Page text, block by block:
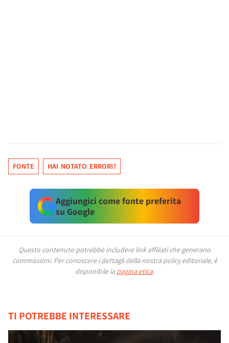
FONTE HAI NOTATO ERRORI?
Aggiungici come fonte preferita
su Google
Questo contenuto potrebbe includere link affiliati che generano
commissioni. Per conoscere i dettagli della nostra policy editoriale, è
disponibile la pagina etica.
TI POTREBBE INTERESSARE